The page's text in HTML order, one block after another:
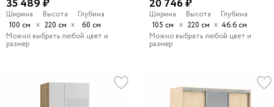
35 489 ₽
Ширина
100 см х
Высота
220 см х
Глубина
60 см
Можно выбрать любой цвет и
размер
20 746 ₽
Ширина
105 см х
Высота
220 см х
Глубина
46.6 см
Можно выбрать любой цвет и
размер